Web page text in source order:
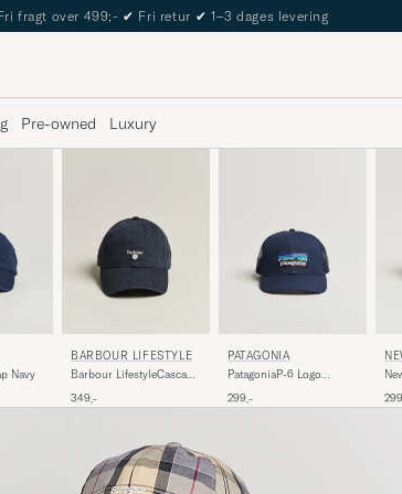
The Care of Carl Passport
Pre-owned Luxury
Navy
BARBOUR LIFESTYLE
Barbour LifestyleCascade
349,-
PATAGONIA
PatagoniaP-6 Logo
299,-